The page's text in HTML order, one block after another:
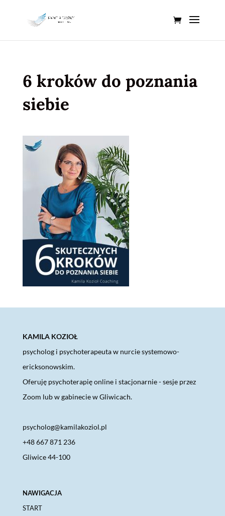
6 kroków do poznania
siebie
KAMILA KOZIOŁ
psycholog i psychoterapeuta w nurcie systemowo-
ericksonowskim.
Oferuję psychoterapię online i stacjonarnie - sesje przez
Zoom lub w gabinecie w Gliwicach.
psycholog@kamilakoziol.pl
+48 667 871 236
Gliwice 44-100
NAWIGACJA
START